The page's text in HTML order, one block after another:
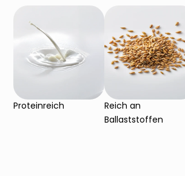
Proteinreich
Reich an
Ballaststoffen